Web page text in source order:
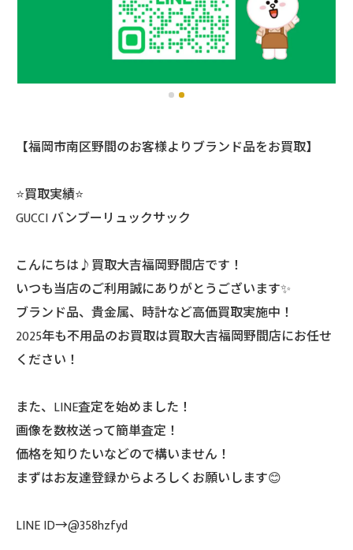
【福岡市南区野間のお客様よりブランド品をお買取】
⭐️買取実績⭐️
GUCCI バンブーリュックサック
こんにちは♪買取大吉福岡野間店です！
いつも当店のご利用誠にありがとうございます✨
ブランド品、貴金属、時計など高価買取実施中！
2025年も不用品のお買取は買取大吉福岡野間店にお任せ
ください！
また、LINE査定を始めました！
画像を数枚送って簡単査定！
価格を知りたいなどので構いません！
まずはお友達登録からよろしくお願いします😊
LINE ID→@358hzfyd